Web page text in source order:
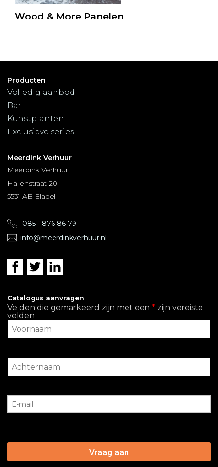
Wood & More Panelen
Producten
Volledig aanbod
Bar
Kunstplanten
Exclusieve series
Meerdink Verhuur
Meerdink Verhuur
Hallenstraat 20
5531 AB Bladel
085 - 876 86 79
info@meerdinkverhuur.nl
Catalogus aanvragen
Velden die gemarkeerd zijn met een * zijn vereiste
velden